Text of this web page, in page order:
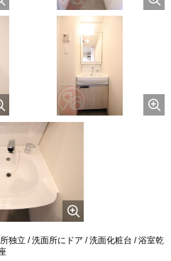
独立 / 洗面所にドア / 洗面化粧台 / 浴室乾